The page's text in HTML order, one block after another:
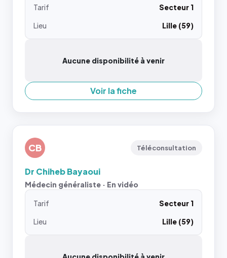
Tarif
Secteur 1
Lieu
Lille (59)
Aucune disponibilité à venir
Voir la fiche
CB Téléconsultation
Dr Chiheb Bayaoui
Médecin généraliste · En vidéo
Tarif
Secteur 1
Lieu
Lille (59)